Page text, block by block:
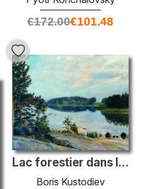
€172.00€101.48
Lac forestier dans le Konkol
Boris Kustodiev